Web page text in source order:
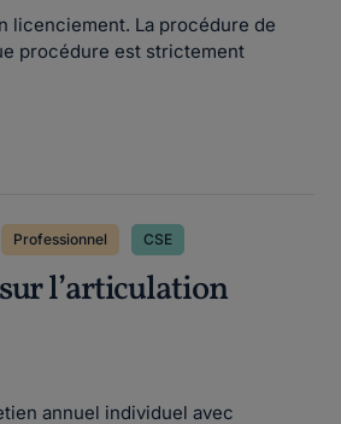
licenciement. La procédure de
procédure est strictement
Professionnel CSE
l’articulation
annuel individuel avec